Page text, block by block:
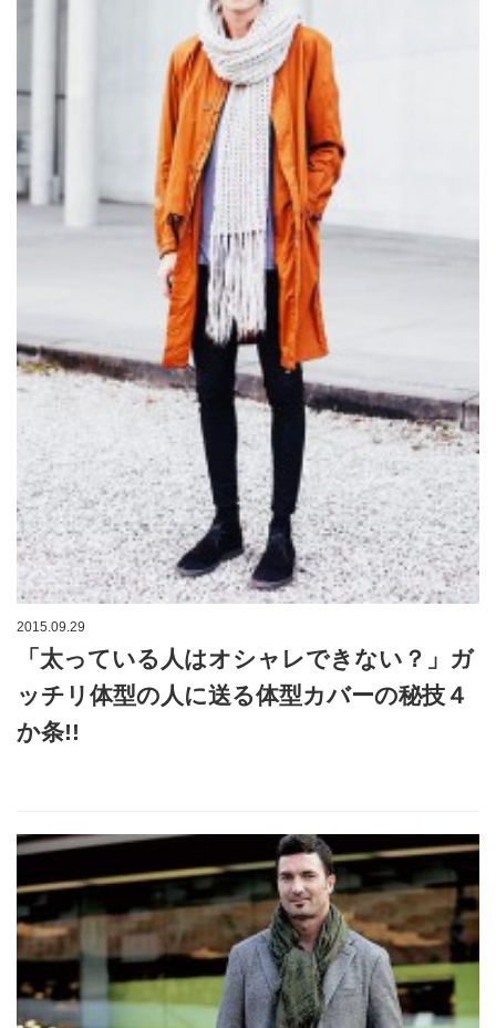
2015.09.29
「太っている人はオシャレできない？」ガ
ッチリ体型の人に送る体型カバーの秘技４
か条!!